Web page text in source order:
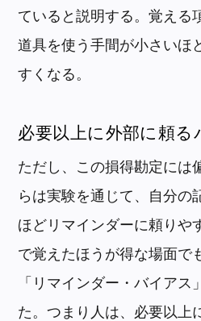
ていると説明する。覚える
道具を使う手間が小さいほ
すくなる。
必要以上に外部に頼
ただし、この損得勘定には
らは実験を通じて、自分の
ほどリマインダーに頼りや
で覚えたほうが得な場面で
「リマインダー・バイアス
た。つまり人は、必要以上